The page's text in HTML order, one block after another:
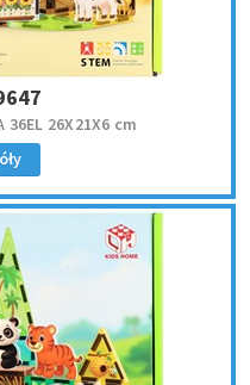
36EL 26X21X6 cm